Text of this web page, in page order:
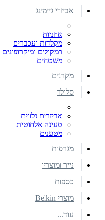
אביזרי גיימינג
אוזניות
מקלדות ועכברים
רמקולים ומיקרופונים
משטחים
מקרנים
סלולר
אביזרים נלווים
טעינה אלחוטית
מטענים
מגרסות
נייר ומוצריו
כספות
מוצרי Belkin
עוד...